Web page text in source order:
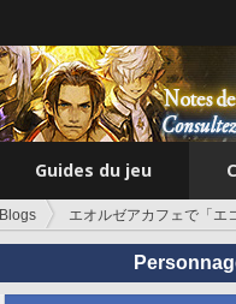
Guides du jeu
Blogs エオルゼアカフェで「エ